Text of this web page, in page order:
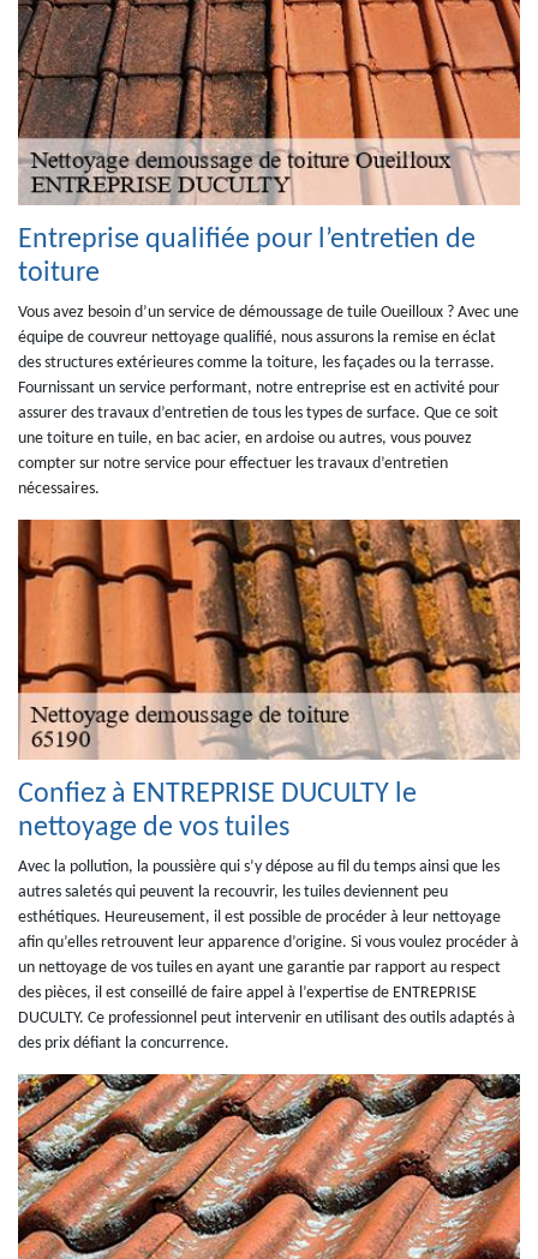
Entreprise qualifiée pour l’entretien de
toiture
Vous avez besoin d’un service de démoussage de tuile Oueilloux ? Avec une
équipe de couvreur nettoyage qualifié, nous assurons la remise en éclat
des structures extérieures comme la toiture, les façades ou la terrasse.
Fournissant un service performant, notre entreprise est en activité pour
assurer des travaux d’entretien de tous les types de surface. Que ce soit
une toiture en tuile, en bac acier, en ardoise ou autres, vous pouvez
compter sur notre service pour effectuer les travaux d’entretien
nécessaires.
Confiez à ENTREPRISE DUCULTY le
nettoyage de vos tuiles
Avec la pollution, la poussière qui s’y dépose au fil du temps ainsi que les
autres saletés qui peuvent la recouvrir, les tuiles deviennent peu
esthétiques. Heureusement, il est possible de procéder à leur nettoyage
afin qu’elles retrouvent leur apparence d’origine. Si vous voulez procéder à
un nettoyage de vos tuiles en ayant une garantie par rapport au respect
des pièces, il est conseillé de faire appel à l’expertise de ENTREPRISE
DUCULTY. Ce professionnel peut intervenir en utilisant des outils adaptés à
des prix défiant la concurrence.